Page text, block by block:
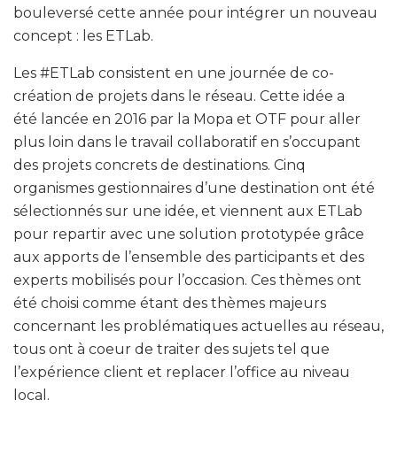
bouleversé cette année pour intégrer un nouveau
concept : les ETLab.
Les #ETLab consistent en une journée de co-
création de projets dans le réseau. Cette idée a
été lancée en 2016 par la Mopa et OTF pour aller
plus loin dans le travail collaboratif en s’occupant
des projets concrets de destinations. Cinq
organismes gestionnaires d’une destination ont été
sélectionnés sur une idée, et viennent aux ETLab
pour repartir avec une solution prototypée grâce
aux apports de l’ensemble des participants et des
experts mobilisés pour l’occasion. Ces thèmes ont
été choisi comme étant des thèmes majeurs
concernant les problématiques actuelles au réseau,
tous ont à coeur de traiter des sujets tel que
l’expérience client et replacer l’office au niveau
local.